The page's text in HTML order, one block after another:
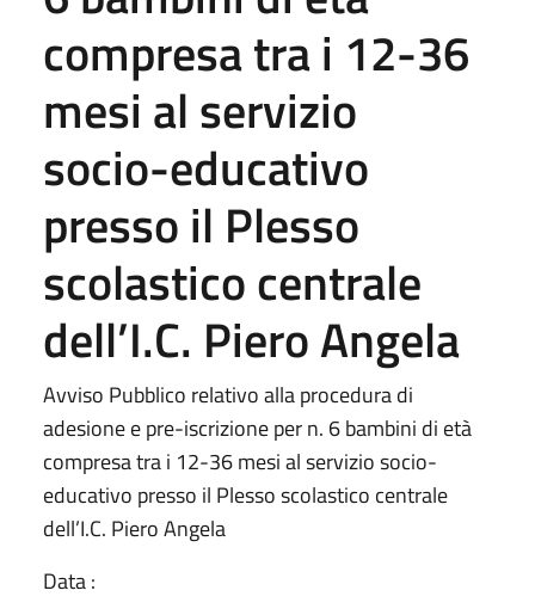
compresa tra i 12-36
mesi al servizio
socio-educativo
presso il Plesso
scolastico centrale
dell’I.C. Piero Angela
Avviso Pubblico relativo alla procedura di
adesione e pre-iscrizione per n. 6 bambini di età
compresa tra i 12-36 mesi al servizio socio-
educativo presso il Plesso scolastico centrale
dell’I.C. Piero Angela
Data :